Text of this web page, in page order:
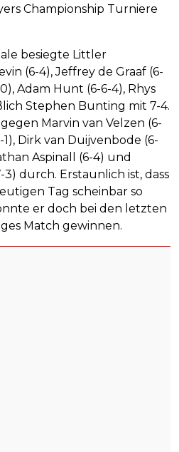
Championship Turniere
besiegte Littler
(6-4), Jeffrey de Graaf (6-
Adam Hunt (6-6-4), Rhys
Stephen Bunting mit 7-4.
Marvin van Velzen (6-
Dirk van Duijvenbode (6-
Aspinall (6-4) und
durch. Erstaunlich ist, dass
Tag scheinbar so
er doch bei den letzten
Match gewinnen.